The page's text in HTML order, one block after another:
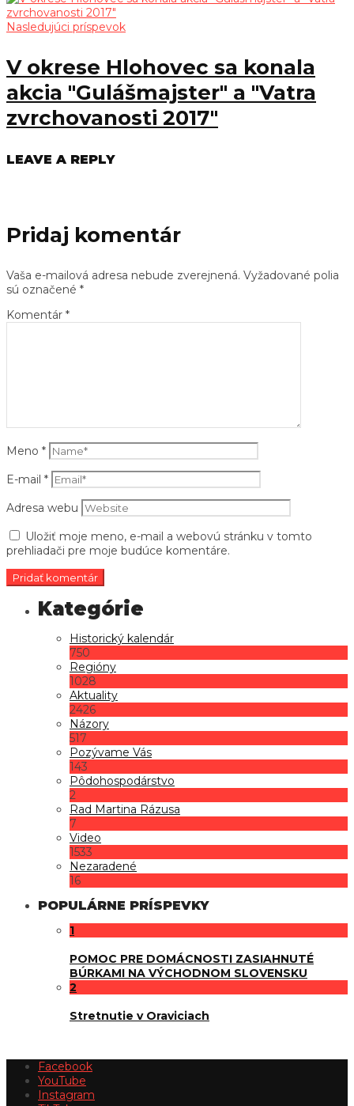
Nasledujúci príspevok
V okrese Hlohovec sa konala
akcia "Gulášmajster" a "Vatra
zvrchovanosti 2017"
LEAVE A REPLY
Pridaj komentár
Vaša e-mailová adresa nebude zverejnená. Vyžadované polia
sú označené *
Komentár *
Meno *
E-mail *
Adresa webu
Uložiť moje meno, e-mail a webovú stránku v tomto
prehliadači pre moje budúce komentáre.
Historický kalendár
750
Regióny
1028
Aktuality
2426
Názory
517
Pozývame Vás
143
Pôdohospodárstvo
2
Rad Martina Rázusa
7
Video
1533
Nezaradené
16
POPULÁRNE PRÍSPEVKY
1
POMOC PRE DOMÁCNOSTI ZASIAHNUTÉ
BÚRKAMI NA VÝCHODNOM SLOVENSKU
2
Stretnutie v Oraviciach
Facebook
YouTube
Instagram